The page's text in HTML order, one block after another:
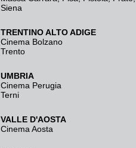
Siena
TRENTINO ALTO ADIGE
Cinema Bolzano
Trento
UMBRIA
Cinema Perugia
Terni
VALLE D'AOSTA
Cinema Aosta